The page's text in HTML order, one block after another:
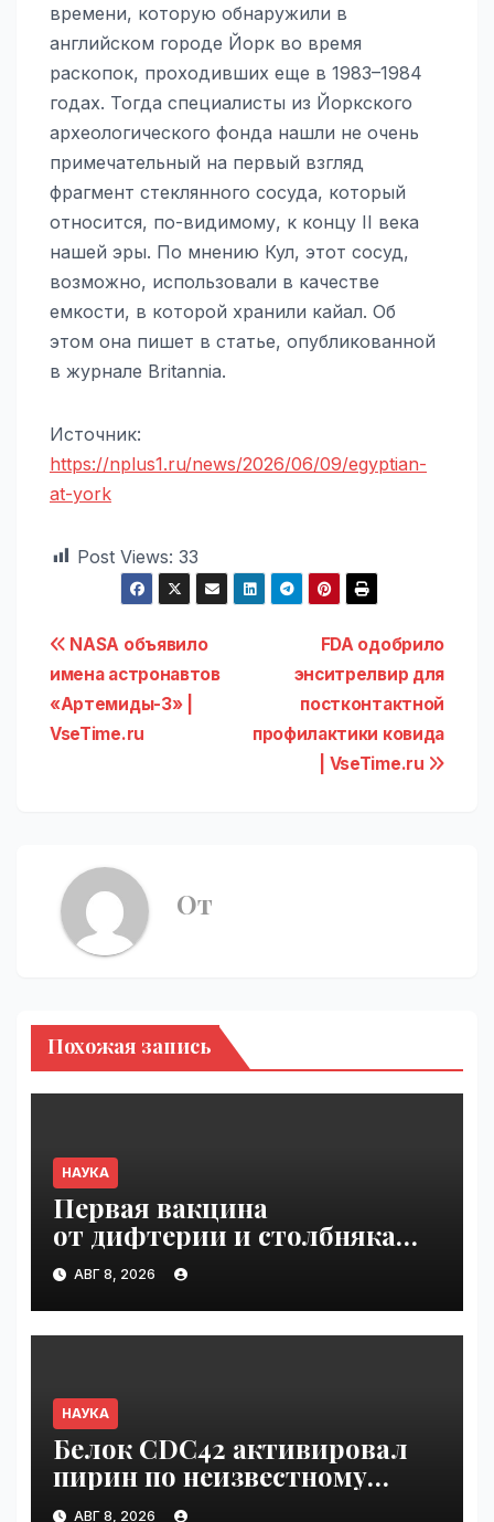
времени, которую обнаружили в
английском городе Йорк во время
раскопок, проходивших еще в 1983–1984
годах. Тогда специалисты из Йоркского
археологического фонда нашли не очень
примечательный на первый взгляд
фрагмент стеклянного сосуда, который
относится, по-видимому, к концу II века
нашей эры. По мнению Кул, этот сосуд,
возможно, использовали в качестве
емкости, в которой хранили кайал. Об
этом она пишет в статье, опубликованной
в журнале Britannia.
Источник:
https://nplus1.ru/news/2026/06/09/egyptian-
at-york
Post Views: 33
Навигация
по
записям
FDA одобрило
энситрелвир для
постконтактной
профилактики ковида
| VseTime.ru
NASA объявило
имена астронавтов
«Артемиды-3» |
VseTime.ru
От
Похожая запись
НАУКА
Первая вакцина
от дифтерии и столбняка
с хранением без
холодильника прошла
первую фазу испытаний |
VseTime.ru
АВГ 8, 2026
НАУКА
Белок CDC42 активировал
пирин по неизвестному
ранее механизму | VseTime.ru
АВГ 8, 2026